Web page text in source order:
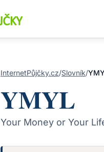
InternetPůjčky.cz/Slovník/
YMYL
Your Money or Your